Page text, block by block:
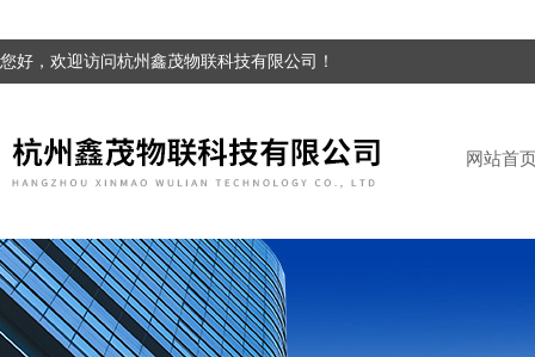
您好，欢迎访问杭州鑫茂物联科技有限公司！
网站首